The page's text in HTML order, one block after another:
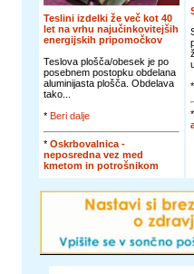
Teslini izdelki že več kot 40
let na vrhu najučinkovitejših
energijskih pripomočkov
Teslova plošča/obesek je po
posebnem postopku obdelana
aluminijasta plošča. Obdelava
tako...
* Beri dalje
* Oskrbovalnica -
neposredna vez med
kmetom in potrošnikom